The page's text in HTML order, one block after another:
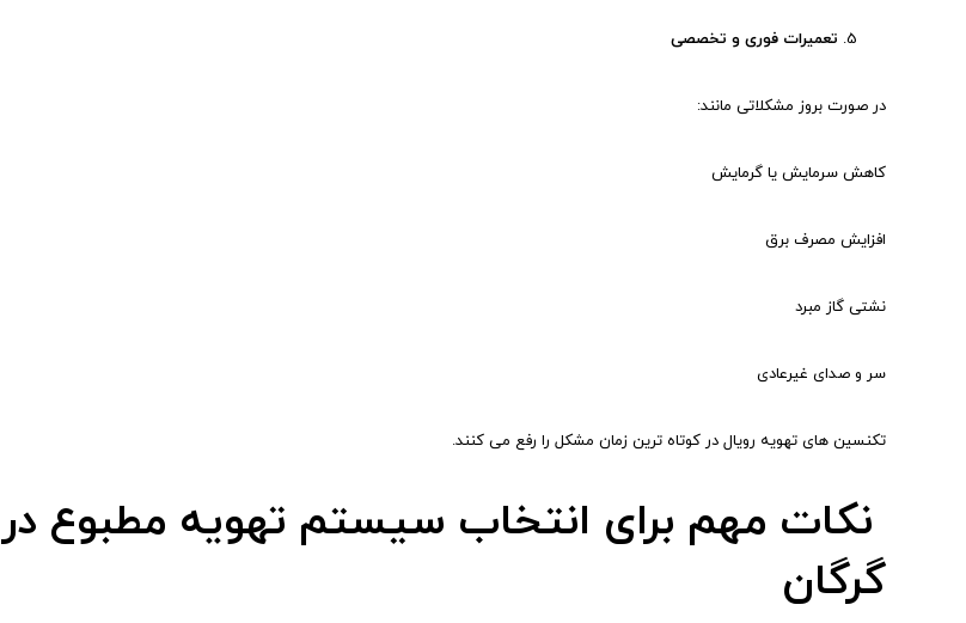
تعمیرات فوری و تخصصی
در صورت بروز مشکلاتی مانند:
کاهش سرمایش یا گرمایش
افزایش مصرف برق
نشتی گاز مبرد
سر و صدای غیرعادی
تکنسین های تهویه رویال در کوتاه ترین زمان مشکل را رفع می کنند.
نکات مهم برای انتخاب سیستم تهویه مطبوع در
گرگان